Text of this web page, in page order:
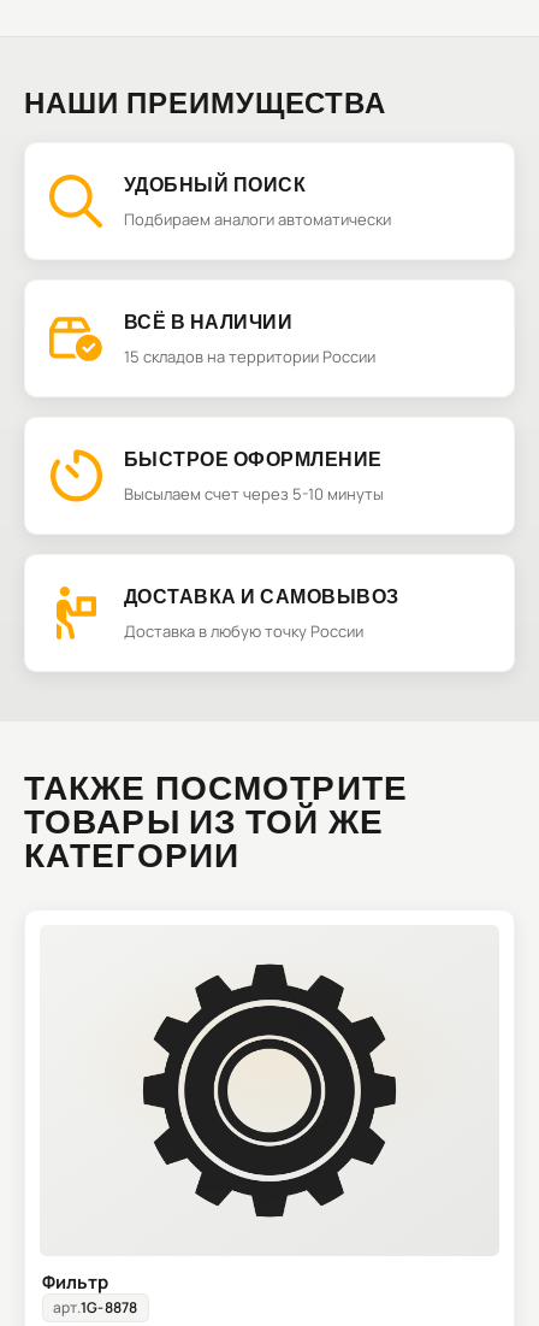
НАШИ ПРЕИМУЩЕСТВА
УДОБНЫЙ ПОИСК
Подбираем аналоги автоматически
ВСЁ В НАЛИЧИИ
15 складов на территории России
БЫСТРОЕ ОФОРМЛЕНИЕ
Высылаем счет через 5-10 минуты
ДОСТАВКА И САМОВЫВОЗ
Доставка в любую точку России
ТАКЖЕ ПОСМОТРИТЕ
ТОВАРЫ ИЗ ТОЙ ЖЕ
КАТЕГОРИИ
Фильтр
арт.1G-8878